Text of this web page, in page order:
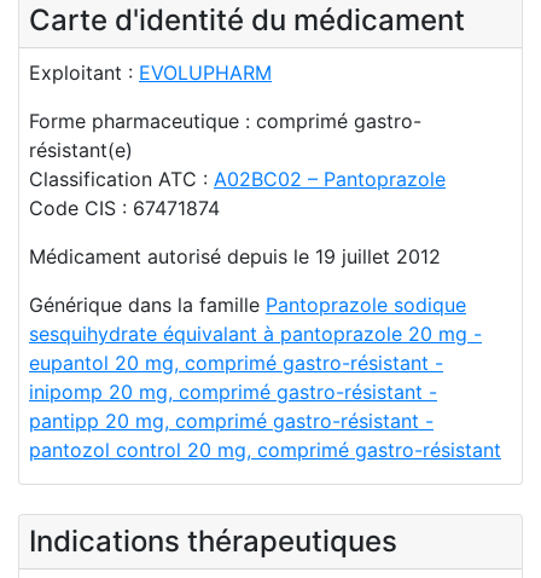
Carte d'identité du médicament
Exploitant : EVOLUPHARM
Forme pharmaceutique : comprimé gastro-
résistant(e)
Classification ATC : A02BC02 – Pantoprazole
Code CIS : 67471874
Médicament autorisé depuis le 19 juillet 2012
Générique dans la famille Pantoprazole sodique
sesquihydrate équivalant à pantoprazole 20 mg -
eupantol 20 mg, comprimé gastro-résistant -
inipomp 20 mg, comprimé gastro-résistant -
pantipp 20 mg, comprimé gastro-résistant -
pantozol control 20 mg, comprimé gastro-résistant
Indications thérapeutiques